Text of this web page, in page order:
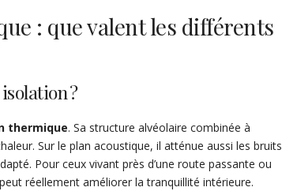
: que valent les différents
?
thermique. Sa structure alvéolaire combinée à
Sur le plan acoustique, il atténue aussi les bruits
Pour ceux vivant près d’une route passante ou
réellement améliorer la tranquillité intérieure.